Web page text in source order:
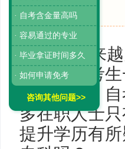
班。
选择越来
制，这些考
历，比如，
多在职人士
提升学历有
· 自考含金量高吗
· 容易通过的专业
· 毕业拿证时间多久
· 如何申请免考
咨询其他问题>>